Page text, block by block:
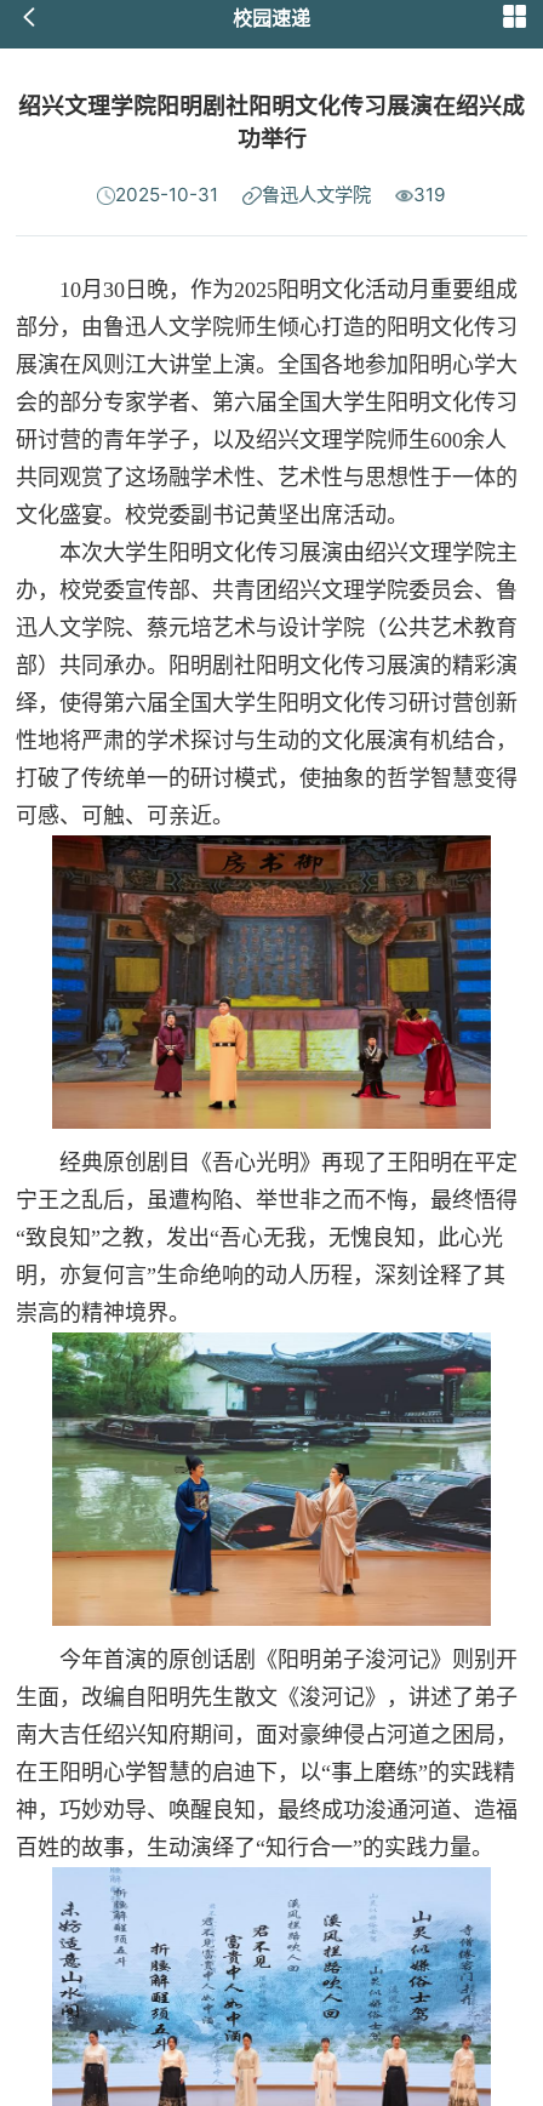
校园速递
绍兴文理学院阳明剧社阳明文化传习展演在绍兴成
功举行
2025-10-31 鲁迅人文学院 319
10月30日晚，作为2025阳明文化活动月重要组成
部分，由鲁迅人文学院师生倾心打造的阳明文化传习
展演在风则江大讲堂上演。全国各地参加阳明心学大
会的部分专家学者、第六届全国大学生阳明文化传习
研讨营的青年学子，以及绍兴文理学院师生600余人
共同观赏了这场融学术性、艺术性与思想性于一体的
文化盛宴。校党委副书记黄坚出席活动。
本次大学生阳明文化传习展演由绍兴文理学院主
办，校党委宣传部、共青团绍兴文理学院委员会、鲁
迅人文学院、蔡元培艺术与设计学院（公共艺术教育
部）共同承办。
阳明剧社阳明文化传习展演的精彩演
绎，使得第六届全国大学生阳明文化传习研讨营创新
性地将严肃的学术探讨与生动的文化展演有机结合，
打破了传统单一的研讨模式，使抽象的哲学智慧变得
可感、可触、可亲近。
经典原创剧目《吾心光明》再现了王阳明在平定
宁王之乱后，虽遭构陷、举世非之而不悔，最终悟得
“致良知”之教，发出“吾心无我，无愧良知，此心光
明，亦复何言”生命绝响的动人历程，深刻诠释了其
崇高的精神境界。
今年首演的原创话剧《阳明弟子浚河记》则别开
生面，改编自阳明先生散文《浚河记》，讲述了弟子
南大吉任绍兴知府期间，面对豪绅侵占河道之困局，
在王阳明心学智慧的启迪下，以“事上磨练”的实践精
神，巧妙劝导、唤醒良知，最终成功浚通河道、造福
百姓的故事，生动演绎了“知行合一”的实践力量。